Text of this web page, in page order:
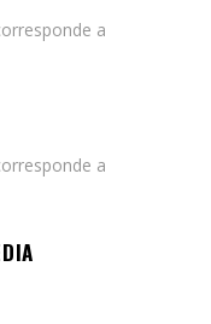
a
a